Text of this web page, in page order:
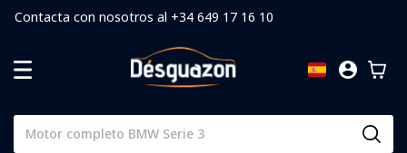
Contacta con nosotros al +34 649 17 16 10